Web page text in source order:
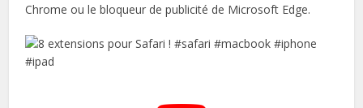
Chrome ou le bloqueur de publicité de Microsoft Edge.